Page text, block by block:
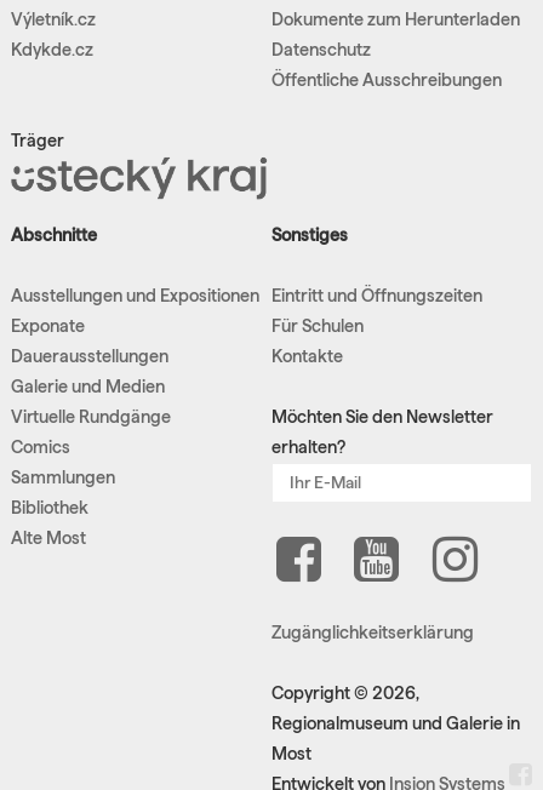
Výletník.cz
Kdykde.cz
Träger
Dokumente zum Herunterladen
Datenschutz
Öffentliche Ausschreibungen
Abschnitte
Ausstellungen und Expositionen
Exponate
Dauerausstellungen
Galerie und Medien
Virtuelle Rundgänge
Comics
Sammlungen
Bibliothek
Alte Most
Sonstiges
Eintritt und Öffnungszeiten
Für Schulen
Kontakte
Möchten Sie den Newsletter
erhalten?
Zugänglichkeitserklärung
Copyright © 2026,
Regionalmuseum und Galerie in
Most
Entwickelt von Insion Systems